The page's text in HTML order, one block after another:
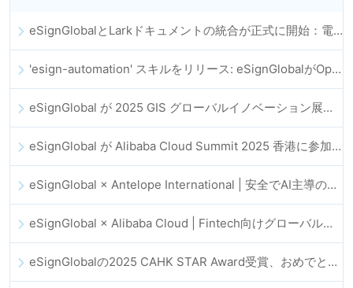
eSignGlobalとLarkドキュメントの統合が正式に開始：電子契約の署名とアーカイブの全プロセスを自動化
'esign-automation' スキルをリリース: eSignGlobalがOpenClawの電子署名自動化を支援
eSignGlobal が 2025 GIS グローバルイノベーション展に登場
eSignGlobal が Alibaba Cloud Summit 2025 香港に参加し、AI 主導のクラウドイノベーションとデジタルトラストを推進
eSignGlobal × Antelope International | 安全でAI主導のデジタルワークフローを推進
eSignGlobal × Alibaba Cloud | Fintech向けグローバルなデジタルトラスト強化に向けて連携
eSignGlobalの2025 CAHK STAR Award受賞、おめでとうございます！